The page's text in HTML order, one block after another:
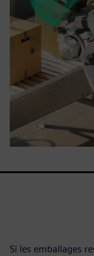
Si les emballages